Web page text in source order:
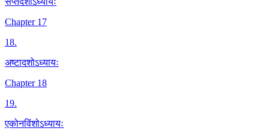
Chapter 17
18.
अष्टादशोऽध्यायः
Chapter 18
19.
एकोनविंशोऽध्यायः